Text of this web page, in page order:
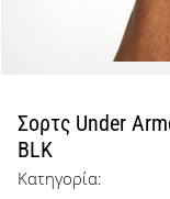
μπάσκετ
όπως
εμείς;
Έλα
Σορτς Under
BLK
Κατηγορία: